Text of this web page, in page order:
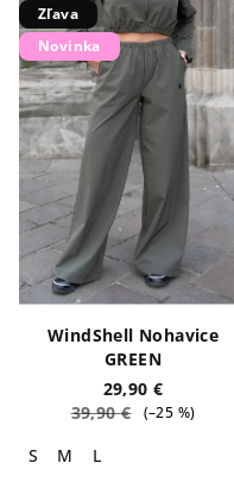
Zľava
Novinka
WindShell Nohavice
GREEN
29,90 €
39,90 €
(–25 %)
S M L